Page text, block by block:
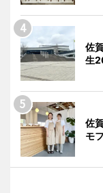
佐
生
佐
モ